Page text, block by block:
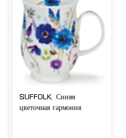
SUFFOLK. Синяя
цветочная гармония